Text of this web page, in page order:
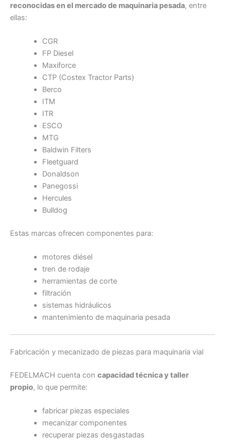
reconocidas en el mercado de maquinaria pesada, entre
ellas:
CGR
FP Diesel
Maxiforce
CTP (Costex Tractor Parts)
Berco
ITM
ITR
ESCO
MTG
Baldwin Filters
Fleetguard
Donaldson
Panegossi
Hercules
Bulldog
Estas marcas ofrecen componentes para:
motores diésel
tren de rodaje
herramientas de corte
filtración
sistemas hidráulicos
mantenimiento de maquinaria pesada
Fabricación y mecanizado de piezas para maquinaria vial
FEDELMACH cuenta con capacidad técnica y taller
propio, lo que permite:
fabricar piezas especiales
mecanizar componentes
recuperar piezas desgastadas